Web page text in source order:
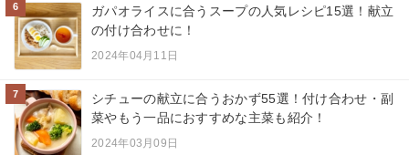
6
ガパオライスに合うスープの人気レシピ15選！献立
の付け合わせに！
2024年04月11日
7
シチューの献立に合うおかず55選！付け合わせ・副
菜やもう一品におすすめな主菜も紹介！
2024年03月09日